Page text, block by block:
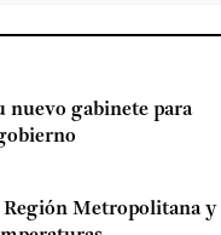
nuevo gabinete para
Metropolitana y